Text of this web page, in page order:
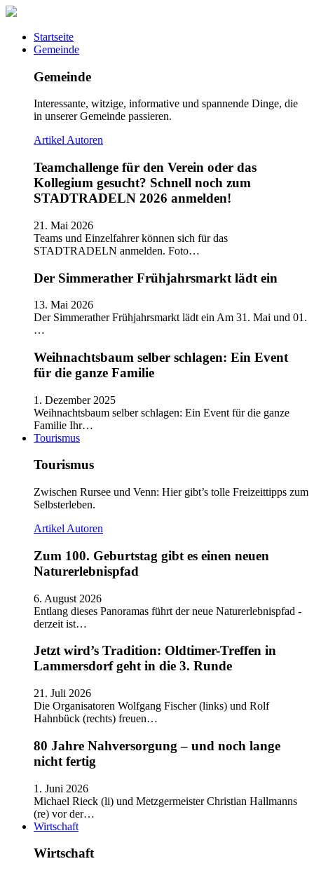
Startseite
Gemeinde
Gemeinde
Interessante, witzige, informative und spannende Dinge, die
in unserer Gemeinde passieren.
ArtikelAutoren
Teamchallenge für den Verein oder das
Kollegium gesucht? Schnell noch zum
STADTRADELN 2026 anmelden!
21. Mai 2026
Teams und Einzelfahrer können sich für das
STADTRADELN anmelden. Foto…
Der Simmerather Frühjahrsmarkt lädt ein
13. Mai 2026
Der Simmerather Frühjahrsmarkt lädt ein Am 31. Mai und 01.
…
Weihnachtsbaum selber schlagen: Ein Event
für die ganze Familie
1. Dezember 2025
Weihnachtsbaum selber schlagen: Ein Event für die ganze
Familie Ihr…
Tourismus
Tourismus
Zwischen Rursee und Venn: Hier gibt’s tolle Freizeittipps zum
Selbsterleben.
Artikel Autoren
Zum 100. Geburtstag gibt es einen neuen
Naturerlebnispfad
6. August 2026
Entlang dieses Panoramas führt der neue Naturerlebnispfad -
derzeit ist…
Jetzt wird’s Tradition: Oldtimer-Treffen in
Lammersdorf geht in die 3. Runde
21. Juli 2026
Die Organisatoren Wolfgang Fischer (links) und Rolf
Hahnbück (rechts) freuen…
80 Jahre Nahversorgung – und noch lange
nicht fertig
1. Juni 2026
Michael Rieck (li) und Metzgermeister Christian Hallmanns
(re) vor der…
Wirtschaft
Wirtschaft